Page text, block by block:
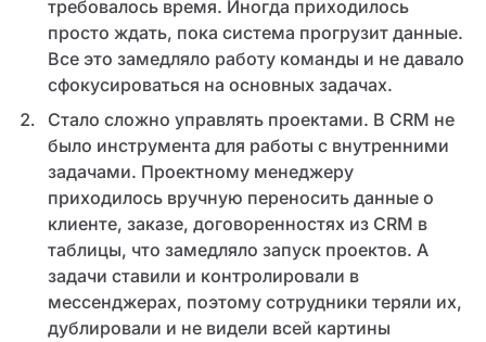
требовалось время. Иногда приходилось
просто ждать, пока система прогрузит данные.
Все это замедляло работу команды и не давало
сфокусироваться на основных задачах.
Стало сложно управлять проектами. В CRM не
было инструмента для работы с внутренними
задачами. Проектному менеджеру
приходилось вручную переносить данные о
клиенте, заказе, договоренностях из CRM в
таблицы, что замедляло запуск проектов. А
задачи ставили и контролировали в
мессенджерах, поэтому сотрудники теряли их,
дублировали и не видели всей картины